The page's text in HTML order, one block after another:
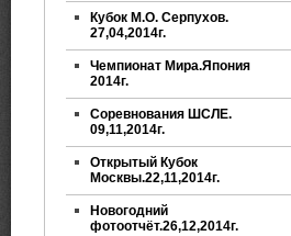
Кубок М.О. Серпухов.
27,04,2014г.
Чемпионат Мира.Япония
2014г.
Соревнования ШСЛЕ.
09,11,2014г.
Открытый Кубок
Москвы.22,11,2014г.
Новогодний
фотоотчёт.26,12,2014г.